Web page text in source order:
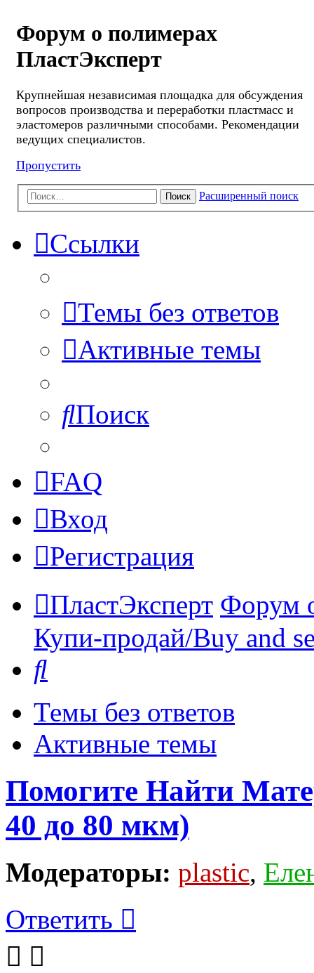
Форум о полимерах
ПластЭксперт
Крупнейшая независимая площадка для обсуждения
вопросов производства и переработки пластмасс и
эластомеров различными способами. Рекомендации
ведущих специалистов.
Пропустить
Поиск Расширенный поиск
Ссылки
Темы без ответов
Активные темы
Поиск
FAQ
Вход
Регистрация
ПластЭксперт Форум
Купи-продай/Buy and
Темы без ответов
Активные темы
Помогите Найти
40 до 80 мкм)
Модераторы: plastic,
Ответить